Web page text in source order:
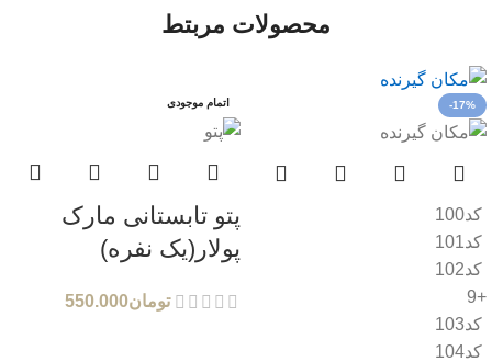
محصولات مربتط
-17%
کد100
کد101
کد102
+9
کد103
کد104
اتمام موجودی
پتو تابستانی مارک
پولار(یک نفره)
تومان550.000